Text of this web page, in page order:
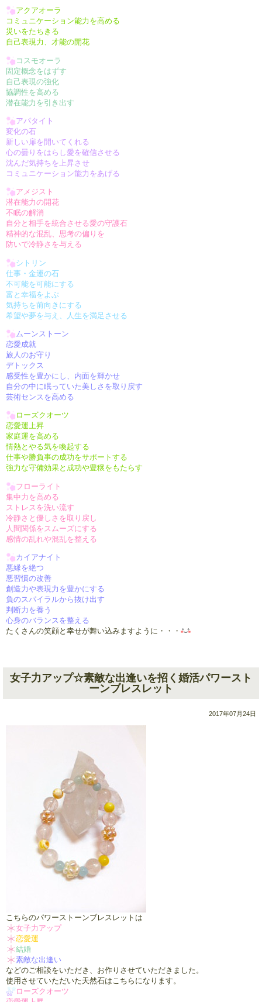
アクアオーラ
コミュニケーション能力を高める
災いをたちきる
自己表現力、才能の開花
コスモオーラ
固定概念をはずす
自己表現の強化
協調性を高める
潜在能力を引き出す
アパタイト
変化の石
新しい扉を開いてくれる
心の曇りをはらし愛を確信させる
沈んだ気持ちを上昇させ
コミュニケーション能力をあげる
アメジスト
潜在能力の開花
不眠の解消
自分と相手を統合させる愛の守護石
精神的な混乱、思考の偏りを
防いで冷静さを与える
シトリン
仕事・金運の石
不可能を可能にする
富と幸福をよぶ
気持ちを前向きにする
希望や夢を与え、人生を満足させる
ムーンストーン
恋愛成就
旅人のお守り
デトックス
感受性を豊かにし、内面を輝かせ
自分の中に眠っていた美しさを取り戻す
芸術センスを高める
ローズクオーツ
恋愛運上昇
家庭運を高める
情熱とやる気を喚起する
仕事や勝負事の成功をサポートする
強力な守備効果と成功や豊穣をもたらす
フローライト
集中力を高める
ストレスを洗い流す
冷静さと優しさを取り戻し
人間関係をスムーズにする
感情の乱れや混乱を整える
カイアナイト
悪縁を絶つ
悪習慣の改善
創造力や表現力を豊かにする
負のスパイラルから抜け出す
判断力を養う
心身のバランスを整える
たくさんの笑顔と幸せが舞い込みますように・・・
女子力アップ☆素敵な出逢いを招く婚活パワースト
ーンブレスレット
2017年07月24日
こちらのパワーストーンブレスレットは
女子力アップ
恋愛運
結婚
素敵な出逢い
などのご相談をいただき、お作りさせていただきました。
使用させていただいた天然石はこちらになります。
ローズクオーツ